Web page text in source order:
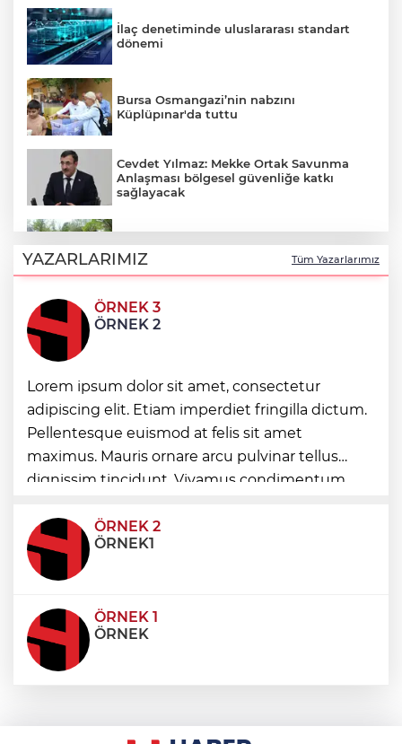
İlaç denetiminde uluslararası standart
dönemi
Bursa Osmangazi’nin nabzını
Küplüpınar'da tuttu
Cevdet Yılmaz: Mekke Ortak Savunma
Anlaşması bölgesel güvenliğe katkı
sağlayacak
Ağustos'ta da sürecek
Kütahya’da komşuluk bağları güçleniyor
Eskişehir'de Kentpark Yapay Plajı yeni
sezonda hizmete açıldı
Muğla Seydikemer’de yaralar hızla
sarılıyor
YAZARLARIMIZ Tüm Yazarlarımız
ÖRNEK 3
ÖRNEK 2
Lorem ipsum dolor sit amet, consectetur
adipiscing elit. Etiam imperdiet fringilla dictum.
Pellentesque euismod at felis sit amet
maximus. Mauris ornare arcu pulvinar tellus
dignissim tincidunt. Vivamus condimentum
condimentum eros et, faucibus sapien. Praese
ÖRNEK 2
ÖRNEK1
ÖRNEK 1
ÖRNEK